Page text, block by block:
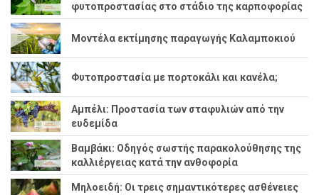
φυτοπροστασίας στο στάδιο της καρποφορίας
Μοντέλα εκτίμησης παραγωγής Καλαμποκιού
Φυτοπροστασία με πορτοκάλι και κανέλα;
Αμπέλι: Προστασία των σταφυλιών από την
ευδεμίδα
Βαμβάκι: Οδηγός σωστής παρακολούθησης της
καλλιέργειας κατά την ανθοφορία
Μηλοειδή: Οι τρεις σημαντικότερες ασθένειες